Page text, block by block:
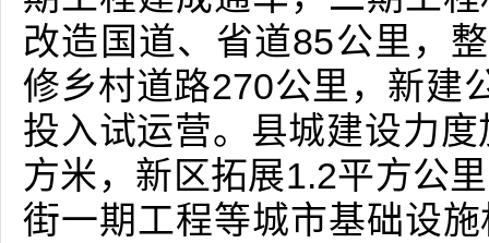
改造国道、省道85公里，
修乡村道路270公里，新建
投入试运营。县城建设力
方米，新区拓展1.2平方公
街一期工程等城市基础设